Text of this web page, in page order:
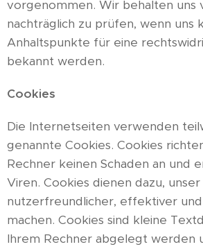
vorgenommen. Wir behalten uns
nachträglich zu prüfen, wenn uns
Anhaltspunkte für eine
bekannt werden.
Cookies
Die Internetseiten verwenden
genannte Cookies. Cookies
Rechner keinen Schaden an und
Viren. Cookies dienen dazu,
nutzerfreundlicher, effektiver
machen. Cookies sind kleine
Ihrem Rechner abgelegt werden